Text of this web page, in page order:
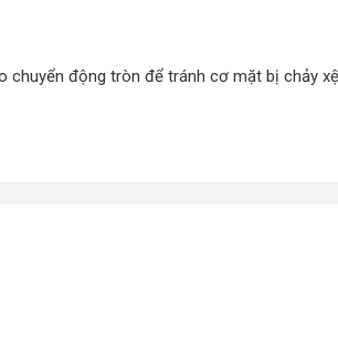
chuyển động tròn để tránh cơ mặt bị chảy xệ